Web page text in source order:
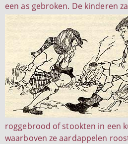
een as gebroken. De kinderen
roggebrood of stookten in een
waarboven ze aardappelen